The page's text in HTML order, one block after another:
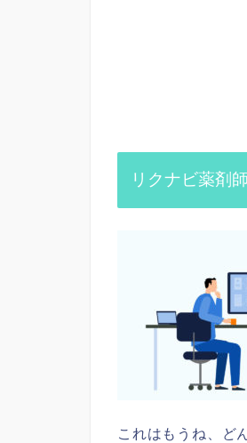
リクナビ薬剤
これはもうね、ど